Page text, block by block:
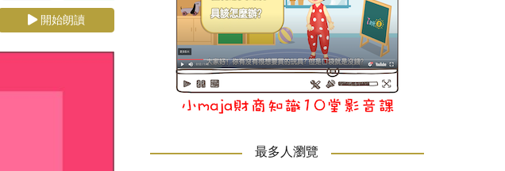
開始朗讀
最多人瀏覽